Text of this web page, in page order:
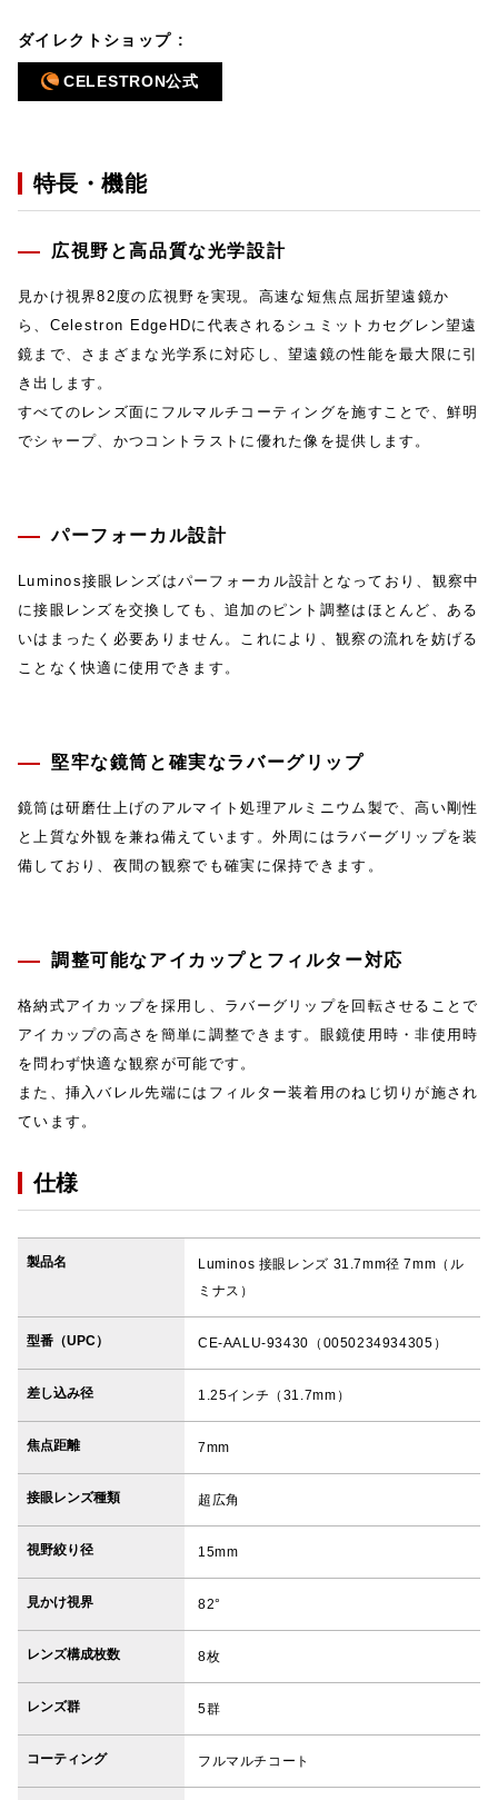
ダイレクトショップ :
CELESTRON公式
特長・機能
広視野と高品質な光学設計
見かけ視界82度の広視野を実現。高速な短焦点屈折望遠鏡か
ら、Celestron EdgeHDに代表されるシュミットカセグレン望遠
鏡まで、さまざまな光学系に対応し、望遠鏡の性能を最大限に引
き出します。
すべてのレンズ面にフルマルチコーティングを施すことで、鮮明
でシャープ、かつコントラストに優れた像を提供します。
パーフォーカル設計
Luminos接眼レンズはパーフォーカル設計となっており、観察中
に接眼レンズを交換しても、追加のピント調整はほとんど、ある
いはまったく必要ありません。これにより、観察の流れを妨げる
ことなく快適に使用できます。
堅牢な鏡筒と確実なラバーグリップ
鏡筒は研磨仕上げのアルマイト処理アルミニウム製で、高い剛性
と上質な外観を兼ね備えています。外周にはラバーグリップを装
備しており、夜間の観察でも確実に保持できます。
調整可能なアイカップとフィルター対応
格納式アイカップを採用し、ラバーグリップを回転させることで
アイカップの高さを簡単に調整できます。眼鏡使用時・非使用時
を問わず快適な観察が可能です。
また、挿入バレル先端にはフィルター装着用のねじ切りが施され
ています。
仕様
製品名
Luminos 接眼レンズ 31.7mm径 7mm（ル
ミナス）
型番（UPC） CE-AALU-93430（0050234934305）
差し込み径 1.25インチ（31.7mm）
焦点距離 7mm
接眼レンズ種類 超広角
視野絞り径 15mm
見かけ視界 82°
レンズ構成枚数 8枚
レンズ群 5群
コーティング フルマルチコート